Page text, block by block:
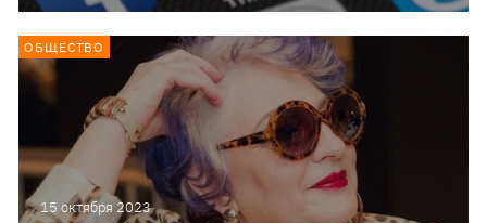
15 октября 2023
ОБЩЕСТВО